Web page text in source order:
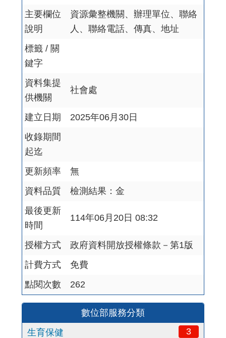
數位部服務分類
生育保健
3
主要欄位
說明
資源彙整機關、辦理單位、聯絡
人、聯絡電話、傳真、地址
標籤 / 關
鍵字
資料集提
供機關
社會處
建立日期
2025年06月30日
收錄期間
起迄
更新頻率
無
資料品質
檢測結果：金
最後更新
時間
114年06月20日 08:32
授權方式
政府資料開放授權條款－第1版
計費方式
免費
點閱次數
262